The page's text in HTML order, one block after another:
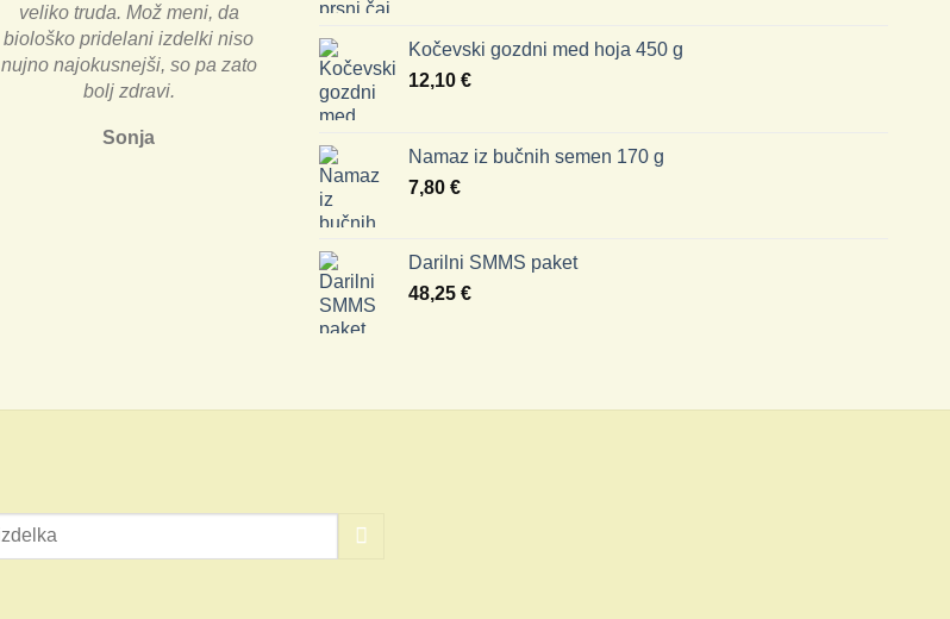
veliko truda. Mož meni, da
biološko pridelani izdelki niso
nujno najokusnejši, so pa zato
bolj zdravi.
Sonja
Kočevski gozdni med hoja 450 g
12,10 €
Namaz iz bučnih semen 170 g
7,80 €
Darilni SMMS paket
48,25 €